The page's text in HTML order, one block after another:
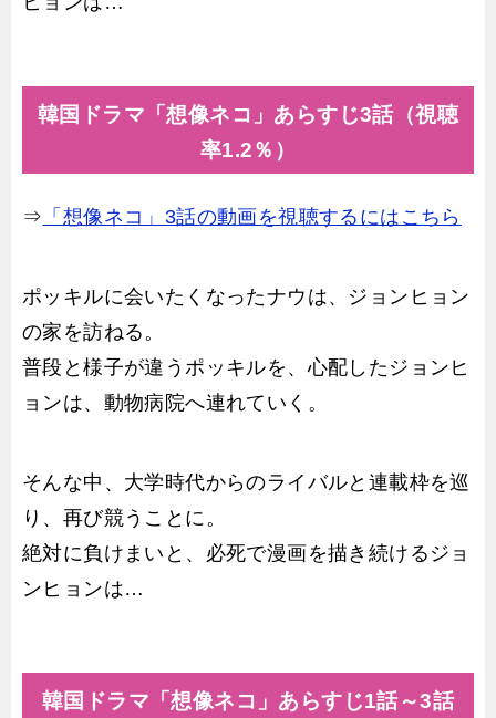
韓国ドラマ「想像ネコ」あらすじ3話（視聴
率1.2％）
⇒ 「想像ネコ」3話の動画を視聴するにはこちら
ポッキルに会いたくなったナウは、ジョンヒョン
の家を訪ねる。
普段と様子が違うポッキルを、心配したジョンヒ
ョンは、動物病院へ連れていく。
そんな中、大学時代からのライバルと連載枠を巡
り、再び競うことに。
絶対に負けまいと、必死で漫画を描き続けるジョ
ンヒョンは…
韓国ドラマ「想像ネコ」あらすじ1話～3話